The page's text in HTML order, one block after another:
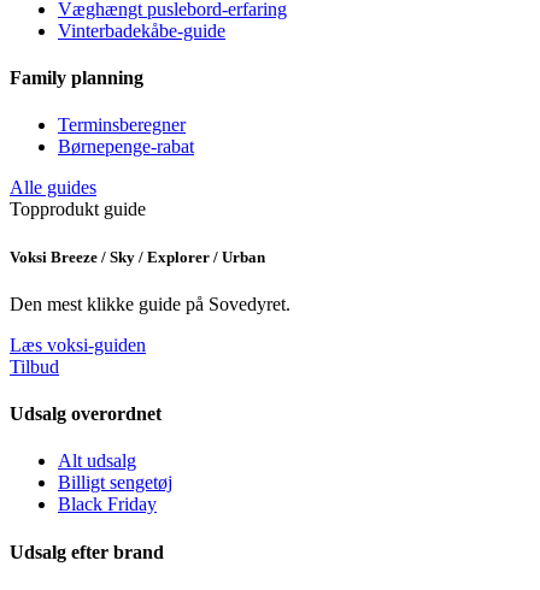
Væghængt puslebord-erfaring
Vinterbadekåbe-guide
Family planning
Terminsberegner
Børnepenge-rabat
Alle guides
Topprodukt guide
Voksi Breeze / Sky / Explorer / Urban
Den mest klikke guide på Sovedyret.
Læs voksi-guiden
Tilbud
Udsalg overordnet
Alt udsalg
Billigt sengetøj
Black Friday
Udsalg efter brand